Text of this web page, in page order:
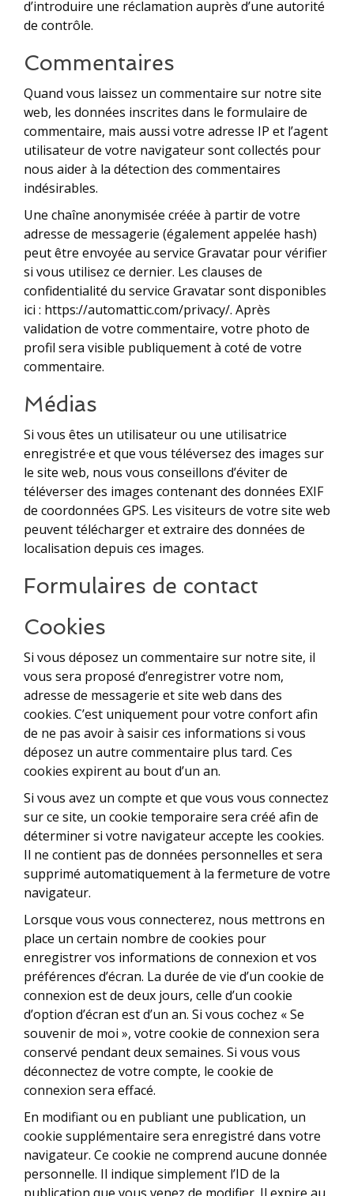
d’introduire une réclamation auprès d’une autorité
de contrôle.
Commentaires
Quand vous laissez un commentaire sur notre site
web, les données inscrites dans le formulaire de
commentaire, mais aussi votre adresse IP et l’agent
utilisateur de votre navigateur sont collectés pour
nous aider à la détection des commentaires
indésirables.
Une chaîne anonymisée créée à partir de votre
adresse de messagerie (également appelée hash)
peut être envoyée au service Gravatar pour vérifier
si vous utilisez ce dernier. Les clauses de
confidentialité du service Gravatar sont disponibles
ici : https://automattic.com/privacy/. Après
validation de votre commentaire, votre photo de
profil sera visible publiquement à coté de votre
commentaire.
Médias
Si vous êtes un utilisateur ou une utilisatrice
enregistré·e et que vous téléversez des images sur
le site web, nous vous conseillons d’éviter de
téléverser des images contenant des données EXIF
de coordonnées GPS. Les visiteurs de votre site web
peuvent télécharger et extraire des données de
localisation depuis ces images.
Formulaires de contact
Cookies
Si vous déposez un commentaire sur notre site, il
vous sera proposé d’enregistrer votre nom,
adresse de messagerie et site web dans des
cookies. C’est uniquement pour votre confort afin
de ne pas avoir à saisir ces informations si vous
déposez un autre commentaire plus tard. Ces
cookies expirent au bout d’un an.
Si vous avez un compte et que vous vous connectez
sur ce site, un cookie temporaire sera créé afin de
déterminer si votre navigateur accepte les cookies.
Il ne contient pas de données personnelles et sera
supprimé automatiquement à la fermeture de votre
navigateur.
Lorsque vous vous connecterez, nous mettrons en
place un certain nombre de cookies pour
enregistrer vos informations de connexion et vos
préférences d’écran. La durée de vie d’un cookie de
connexion est de deux jours, celle d’un cookie
d’option d’écran est d’un an. Si vous cochez « Se
souvenir de moi », votre cookie de connexion sera
conservé pendant deux semaines. Si vous vous
déconnectez de votre compte, le cookie de
connexion sera effacé.
En modifiant ou en publiant une publication, un
cookie supplémentaire sera enregistré dans votre
navigateur. Ce cookie ne comprend aucune donnée
personnelle. Il indique simplement l’ID de la